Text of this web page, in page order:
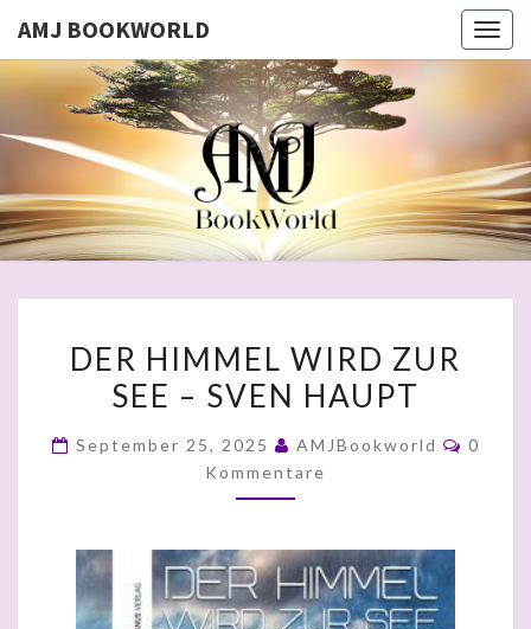
AMJ BOOKWORLD
AMJ
HIMMEL
WIRD
SEE
–
HAUPT
DER HIMMEL WIRD ZUR
SEE – SVEN HAUPT
September 25, 2025 AMJBookworld
0
Kommentare